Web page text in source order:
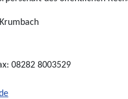
08282 8003529